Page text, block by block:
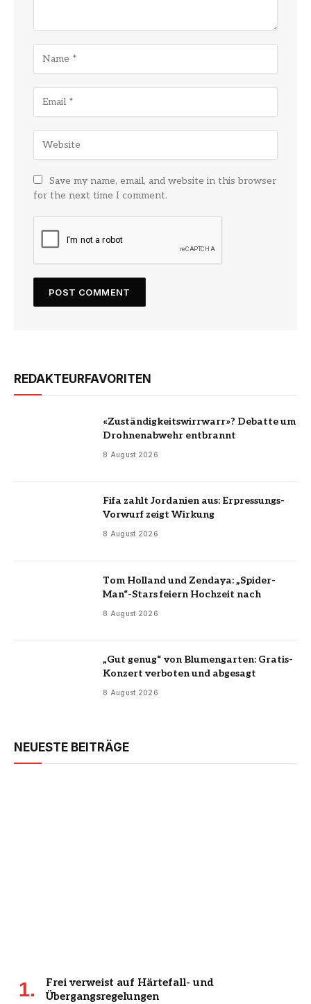
Save my name, email, and website in this browser
for the next time I comment.
REDAKTEURFAVORITEN
«Zuständigkeitswirrwarr»? Debatte um
Drohnenabwehr entbrannt
8 August 2026
Fifa zahlt Jordanien aus: Erpressungs-
Vorwurf zeigt Wirkung
8 August 2026
Tom Holland und Zendaya: „Spider-
Man“-Stars feiern Hochzeit nach
8 August 2026
„Gut genug“ von Blumengarten: Gratis-
Konzert verboten und abgesagt
8 August 2026
NEUESTE BEITRÄGE
Frei verweist auf Härtefall- und
Übergangsregelungen